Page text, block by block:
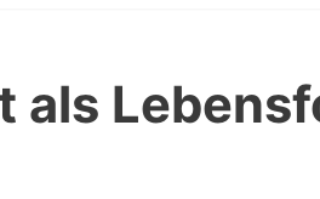
als